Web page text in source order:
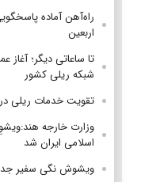
راه‌آهن آماده
اربعین
تا ساعاتی دیگر؛ آغاز
شبکه ریلی کشور
تقویت خدمات ریلی
وزارت خارجه
اسلامی ایران شد
ویشوش نگی سفیر